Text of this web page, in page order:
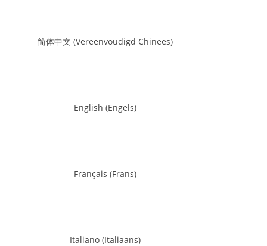
简体中文 (Vereenvoudigd Chinees)
English (Engels)
Français (Frans)
Italiano (Italiaans)